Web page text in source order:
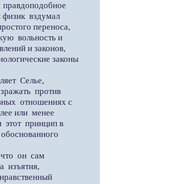
физик вздумал
переноса,
вольность и
и законов,
законы
Селье,
против
отношениях с
или менее
принцип в
он сам
изъятия,